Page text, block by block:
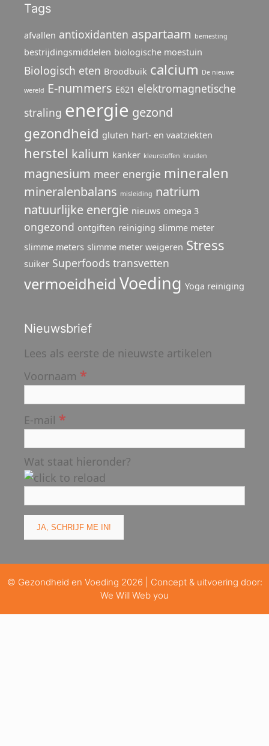
Tags
afvallen antioxidanten aspartaam bemesting
bestrijdingsmiddelen biologische moestuin
Biologisch eten Broodbuik calcium De nieuwe
wereld E-nummers E621 elektromagnetische
straling energie gezond
gezondheid gluten hart- en vaatziekten
herstel kalium kanker kleurstoffen kruiden
magnesium meer energie mineralen
mineralenbalans misleiding natrium
natuurlijke energie nieuws omega 3
ongezond ontgiften reiniging slimme meter
slimme meters slimme meter weigeren Stress
suiker Superfoods transvetten
vermoeidheid Voeding Yoga reiniging
Nieuwsbrief
Lees als eerste de nieuwste artikelen
Voornaam *
E-mail *
Wat staat hieronder?
© Gezondheid en Voeding 2026 | Concept & uitvoering door:
We Will Web you